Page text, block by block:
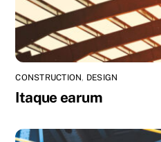
CONSTRUCTION, DESIGN
Itaque earum